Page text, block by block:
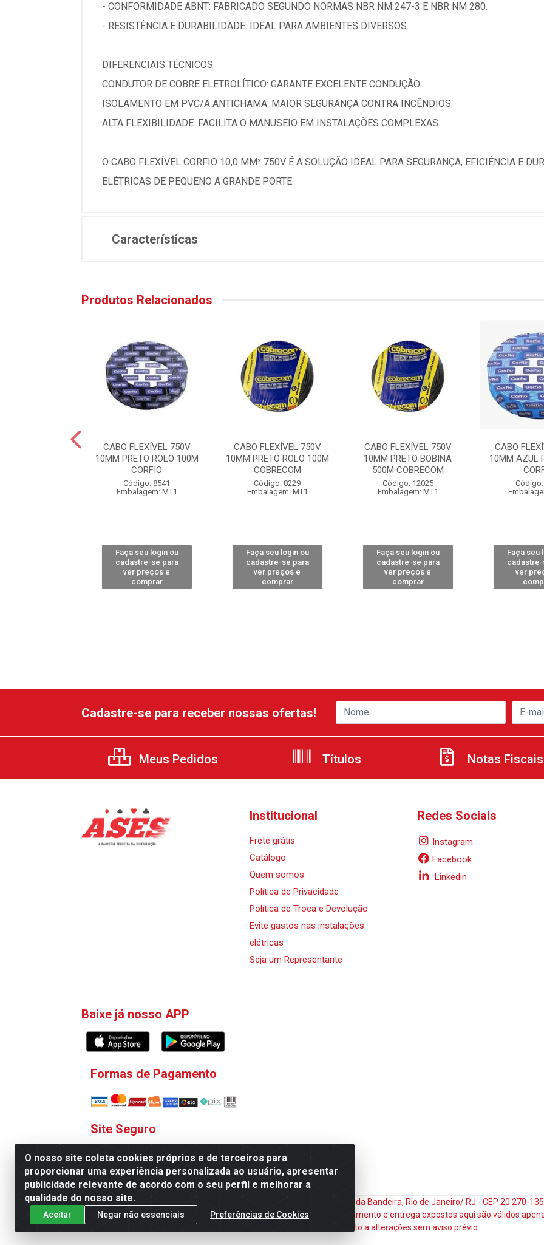
- CONFORMIDADE ABNT: FABRICADO SEGUNDO NORMAS NBR NM 247-3 E NBR NM 280.
- RESISTÊNCIA E DURABILIDADE: IDEAL PARA AMBIENTES DIVERSOS.
DIFERENCIAIS TÉCNICOS:
CONDUTOR DE COBRE ELETROLÍTICO: GARANTE EXCELENTE CONDUÇÃO.
ISOLAMENTO EM PVC/A ANTICHAMA: MAIOR SEGURANÇA CONTRA INCÊNDIOS.
ALTA FLEXIBILIDADE: FACILITA O MANUSEIO EM INSTALAÇÕES COMPLEXAS.
O CABO FLEXÍVEL CORFIO 10,0 MM² 750V É A SOLUÇÃO IDEAL PARA SEGURANÇA, EFICIÊNCIA E
ELÉTRICAS DE PEQUENO A GRANDE PORTE.
Características
Produtos Relacionados
CABO FLEXÍVEL 750V
10MM PRETO ROLO 100M
CORFIO
Código: 8541
Embalagem: MT1
Faça seu login ou
cadastre-se para
ver preços e
comprar
CABO FLEXÍVEL 750V
10MM PRETO ROLO 100M
COBRECOM
Código: 8229
Embalagem: MT1
Faça seu login ou
cadastre-se para
ver preços e
comprar
CABO FLEXÍVEL 750V
10MM PRETO BOBINA
500M COBRECOM
Código: 12025
Embalagem: MT1
Faça seu login ou
cadastre-se para
ver preços e
comprar
CABO
10MM AZUL
Faça seu
ver
O nosso site coleta cookies próprios e de terceiros para
proporcionar uma experiência personalizada ao usuário, apresentar
publicidade relevante de acordo com o seu perfil e melhorar a
qualidade do nosso site.
Aceitar Negar não essenciais Preferências de Cookies
Cadastre-se para receber nossas ofertas!
Meus Pedidos Títulos Notas Fiscais
Institucional
Frete grátis
Catálogo
Quem somos
Política de Privacidade
Política de Troca e Devolução
Evite gastos nas instalações
elétricas
Seja um Representante
Redes Sociais
Instagram
Facebook
Linkedin
Baixe já nosso APP
Formas de Pagamento
Site Seguro
V. C. Ferragens LTDA - Rua do Matoso, 132 - Praça da Bandeira, Rio de Janeiro/ RJ - CEP 20.270-
Todas as regras de promoções, descontos, preços e prazos de pagamento e entrega expostos aqui são válidos
sujeito a alterações sem aviso prévio.